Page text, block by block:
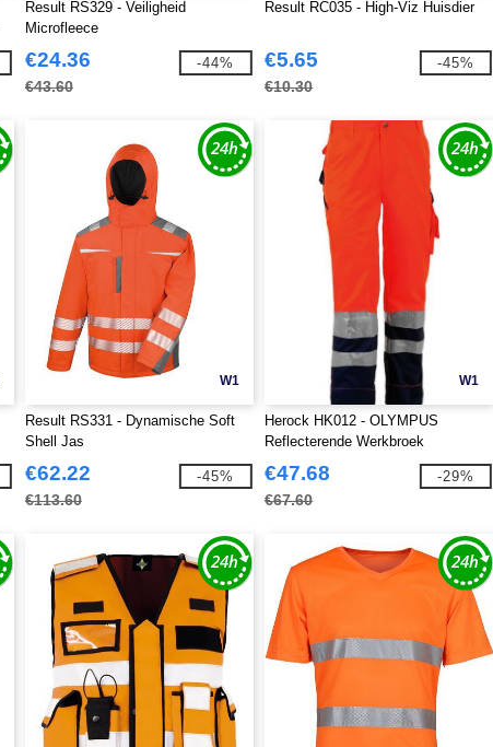
Result RS329 - Veiligheid
Microfleece
€24.36
€43.60
-44%
Result RC035 - High-Viz Huisdier
€5.65
€10.30
-45%
W1
Result RS331 - Dynamische Soft
Shell Jas
€62.22
€113.60
-45%
W1
Herock HK012 - OLYMPUS
Reflecterende Werkbroek
€47.68
€67.60
-29%